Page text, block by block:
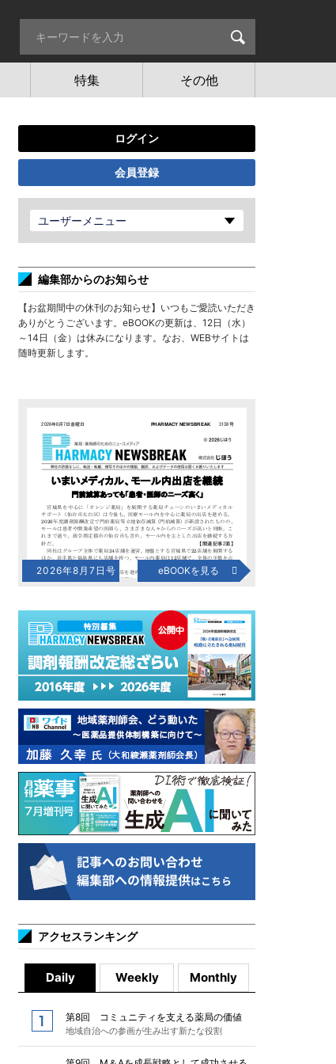
特集 その他
ログイン
会員登録
ユーザーメニュー
編集部からのお知らせ
【お盆期間中の休刊のお知らせ】いつもご愛読いただき
ありがとうございます。eBOOKの更新は、12日（水）
～14日（金）は休みになります。なお、WEBサイトは
随時更新します。
2026年8月7日号 eBOOKを見る
アクセスランキング
Daily Weekly Monthly
第8回 コミュニティを支える薬局の価値
地域自治への参画が生み出す新たな役割